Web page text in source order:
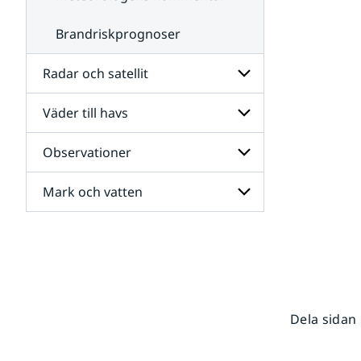
Brandriskprognoser
Radar och satellit
Undersidor
för
Radar
och
satellit
Väder till havs
Undersidor
för
Väder
till
havs
Observationer
Undersidor
för
Mark och vatten
Dela sidan